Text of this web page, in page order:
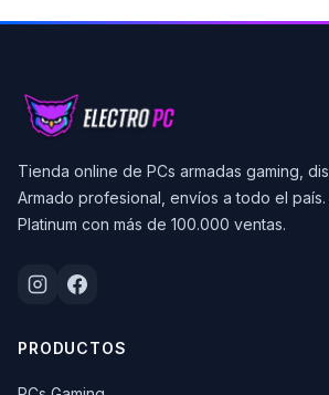
Tienda online de PCs armadas gaming,
Armado profesional, envíos a todo el
Platinum con más de 100.000 ventas.
PRODUCTOS